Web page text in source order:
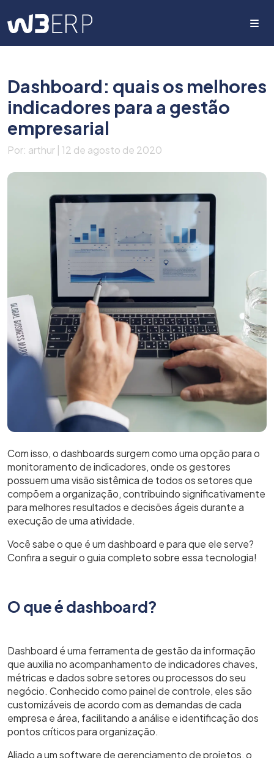
Dashboard: quais os melhores
indicadores para a gestão
empresarial
Por: arthur | 12 de agosto de 2020
Com isso, o dashboards surgem como uma opção para o
monitoramento de indicadores, onde os gestores
possuem uma visão sistêmica de todos os setores que
compõem a organização, contribuindo significativamente
para melhores resultados e decisões ágeis durante a
execução de uma atividade.
Você sabe o que é um dashboard e para que ele serve?
Confira a seguir o guia completo sobre essa tecnologia!
O que é dashboard?
Dashboard é uma ferramenta de gestão da informação
que auxilia no acompanhamento de indicadores chaves,
métricas e dados sobre setores ou processos do seu
negócio. Conhecido como painel de controle, eles são
customizáveis de acordo com as demandas de cada
empresa e área, facilitando a análise e identificação dos
pontos críticos para organização.
Aliado a um software de gerenciamento de projetos, o